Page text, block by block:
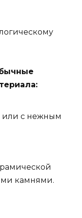
или с нежным
камнями.